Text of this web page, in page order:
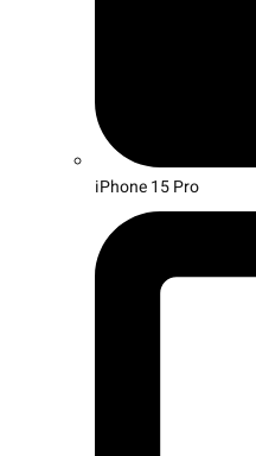
iPhone 15 Pro